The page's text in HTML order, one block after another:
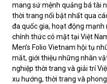
mang sứ mệnh quảng bá tài
thời trang nổi bật nhất qua
đa quốc gia, hoạt động mạnh
chính thức có mặt tại Việt
Men’s Folio Vietnam hội tụ
mắt, giới thiệu những nhân
nghiệp thời trang và giải trí
xu hướng, thời trang và